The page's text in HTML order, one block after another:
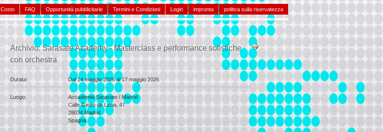
politica sulla riservatezza
impronta
Login
Termini e Condizioni
Opportunità pubblicitarie
FAQ
Costo
Archivio: Sarasate Academy - Masterclass e performance solistiche
con orchestra
Durata: Dal14 maggio 2026 al17 maggio 2026
Luogo:
Accademia Sarasate / Madrid
Calle Ginzo de Limia, 47
28034 Madrid
Spagna